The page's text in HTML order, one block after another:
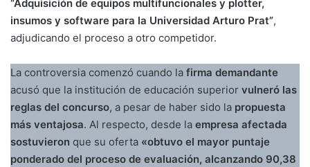
“Adquisición de equipos multifuncionales y plotter,
insumos y software para la Universidad Arturo Prat”,
adjudicando el proceso a otro competidor.
La controversia comenzó cuando la firma demandante
acusó que la institución de educación superior vulneró las
reglas del concurso, a pesar de haber sido la propuesta
más ventajosa. Al respecto, desde la empresa afectada
sostuvieron que su oferta «obtuvo el mayor puntaje
ponderado del proceso de evaluación, alcanzando 90,38